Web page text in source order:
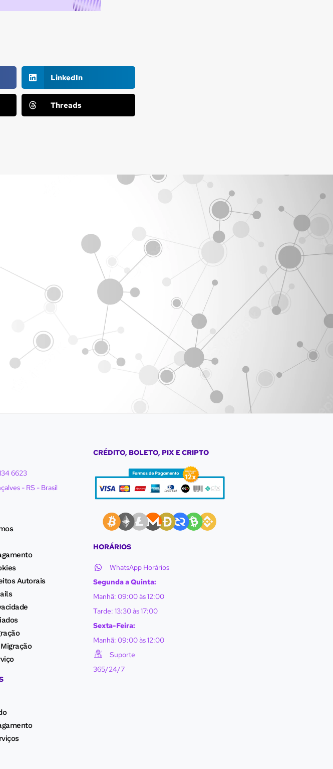
LinkedIn
Threads
6623
- RS - Brasil
Autorais
CRÉDITO, BOLETO, PIX E CRIPTO
HORÁRIOS
WhatsApp Horários
Segunda a Quinta:
Manhã: 09:00 às 12:00
Tarde: 13:30 às 17:00
Sexta-Feira:
Manhã: 09:00 às 12:00
Suporte
365/24/7